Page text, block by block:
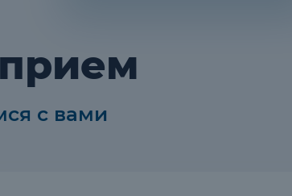
с вами